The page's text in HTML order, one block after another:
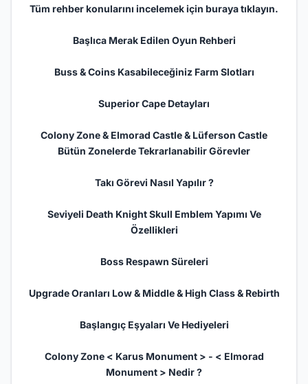
Tüm rehber konularını incelemek için buraya tıklayın.
Başlıca Merak Edilen Oyun Rehberi
Buss & Coins Kasabileceğiniz Farm Slotları
Superior Cape Detayları
Colony Zone & Elmorad Castle & Lüferson Castle
Bütün Zonelerde Tekrarlanabilir Görevler
Takı Görevi Nasıl Yapılır ?
Seviyeli Death KnightSkull Emblem Yapımı Ve
Özellikleri
Boss Respawn Süreleri
Upgrade Oranları Low & Middle & High Class & Rebirth
Başlangıç Eşyaları Ve Hediyeleri
Colony Zone < Karus Monument > - < Elmorad
Monument > Nedir ?